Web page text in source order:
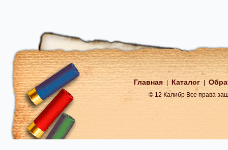
Главная Каталог
© 12 Калибр Все права